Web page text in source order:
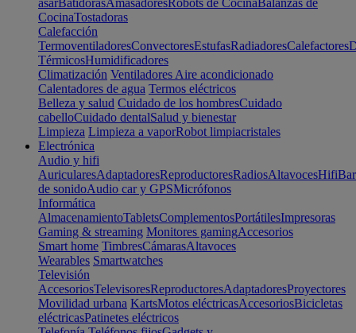
asarBatidorasAmasadoresRobots de CocinaBalanzas de
CocinaTostadoras
Calefacción
TermoventiladoresConvectoresEstufasRadiadoresCalefactores
TérmicosHumidificadores
Climatización Ventiladores Aire acondicionado
Calentadores de agua Termos eléctricos
Belleza y salud Cuidado de los hombresCuidado
cabelloCuidado dentalSalud y bienestar
Limpieza Limpieza a vaporRobot limpiacristales
Electrónica
Audio y hifi
AuricularesAdaptadoresReproductoresRadiosAltavocesHifi
de sonidoAudio car y GPSMicrófonos
Informática
AlmacenamientoTabletsComplementosPortátilesImpresoras
Gaming & streaming Monitores gamingAccesorios
Smart home TimbresCámarasAltavoces
Wearables Smartwatches
Televisión
AccesoriosTelevisoresReproductoresAdaptadoresProyectores
Movilidad urbana KartsMotos eléctricasAccesoriosBicicletas
eléctricasPatinetes eléctricos